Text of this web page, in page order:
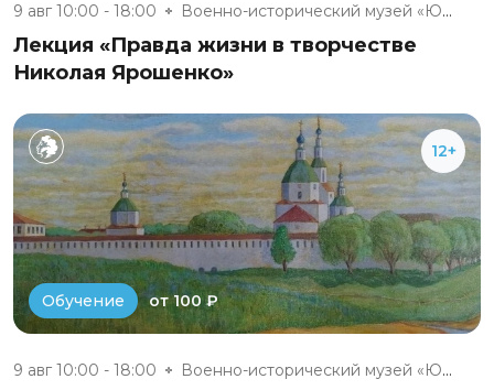
9 авг 10:00 - 18:00 Военно-исторический музей «Юхн...
Лекция «Правда жизни в творчестве
Николая Ярошенко»
12+
Обучение от 100 ₽
9 авг 10:00 - 18:00 Военно-исторический музей «Юхн...